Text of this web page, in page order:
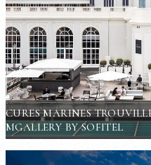
CURES MARINES
MGALLERY BY SOFITEL